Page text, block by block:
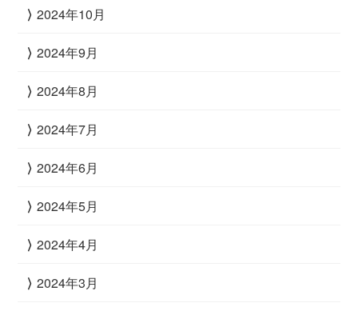
2024年10月
2024年9月
2024年8月
2024年7月
2024年6月
2024年5月
2024年4月
2024年3月